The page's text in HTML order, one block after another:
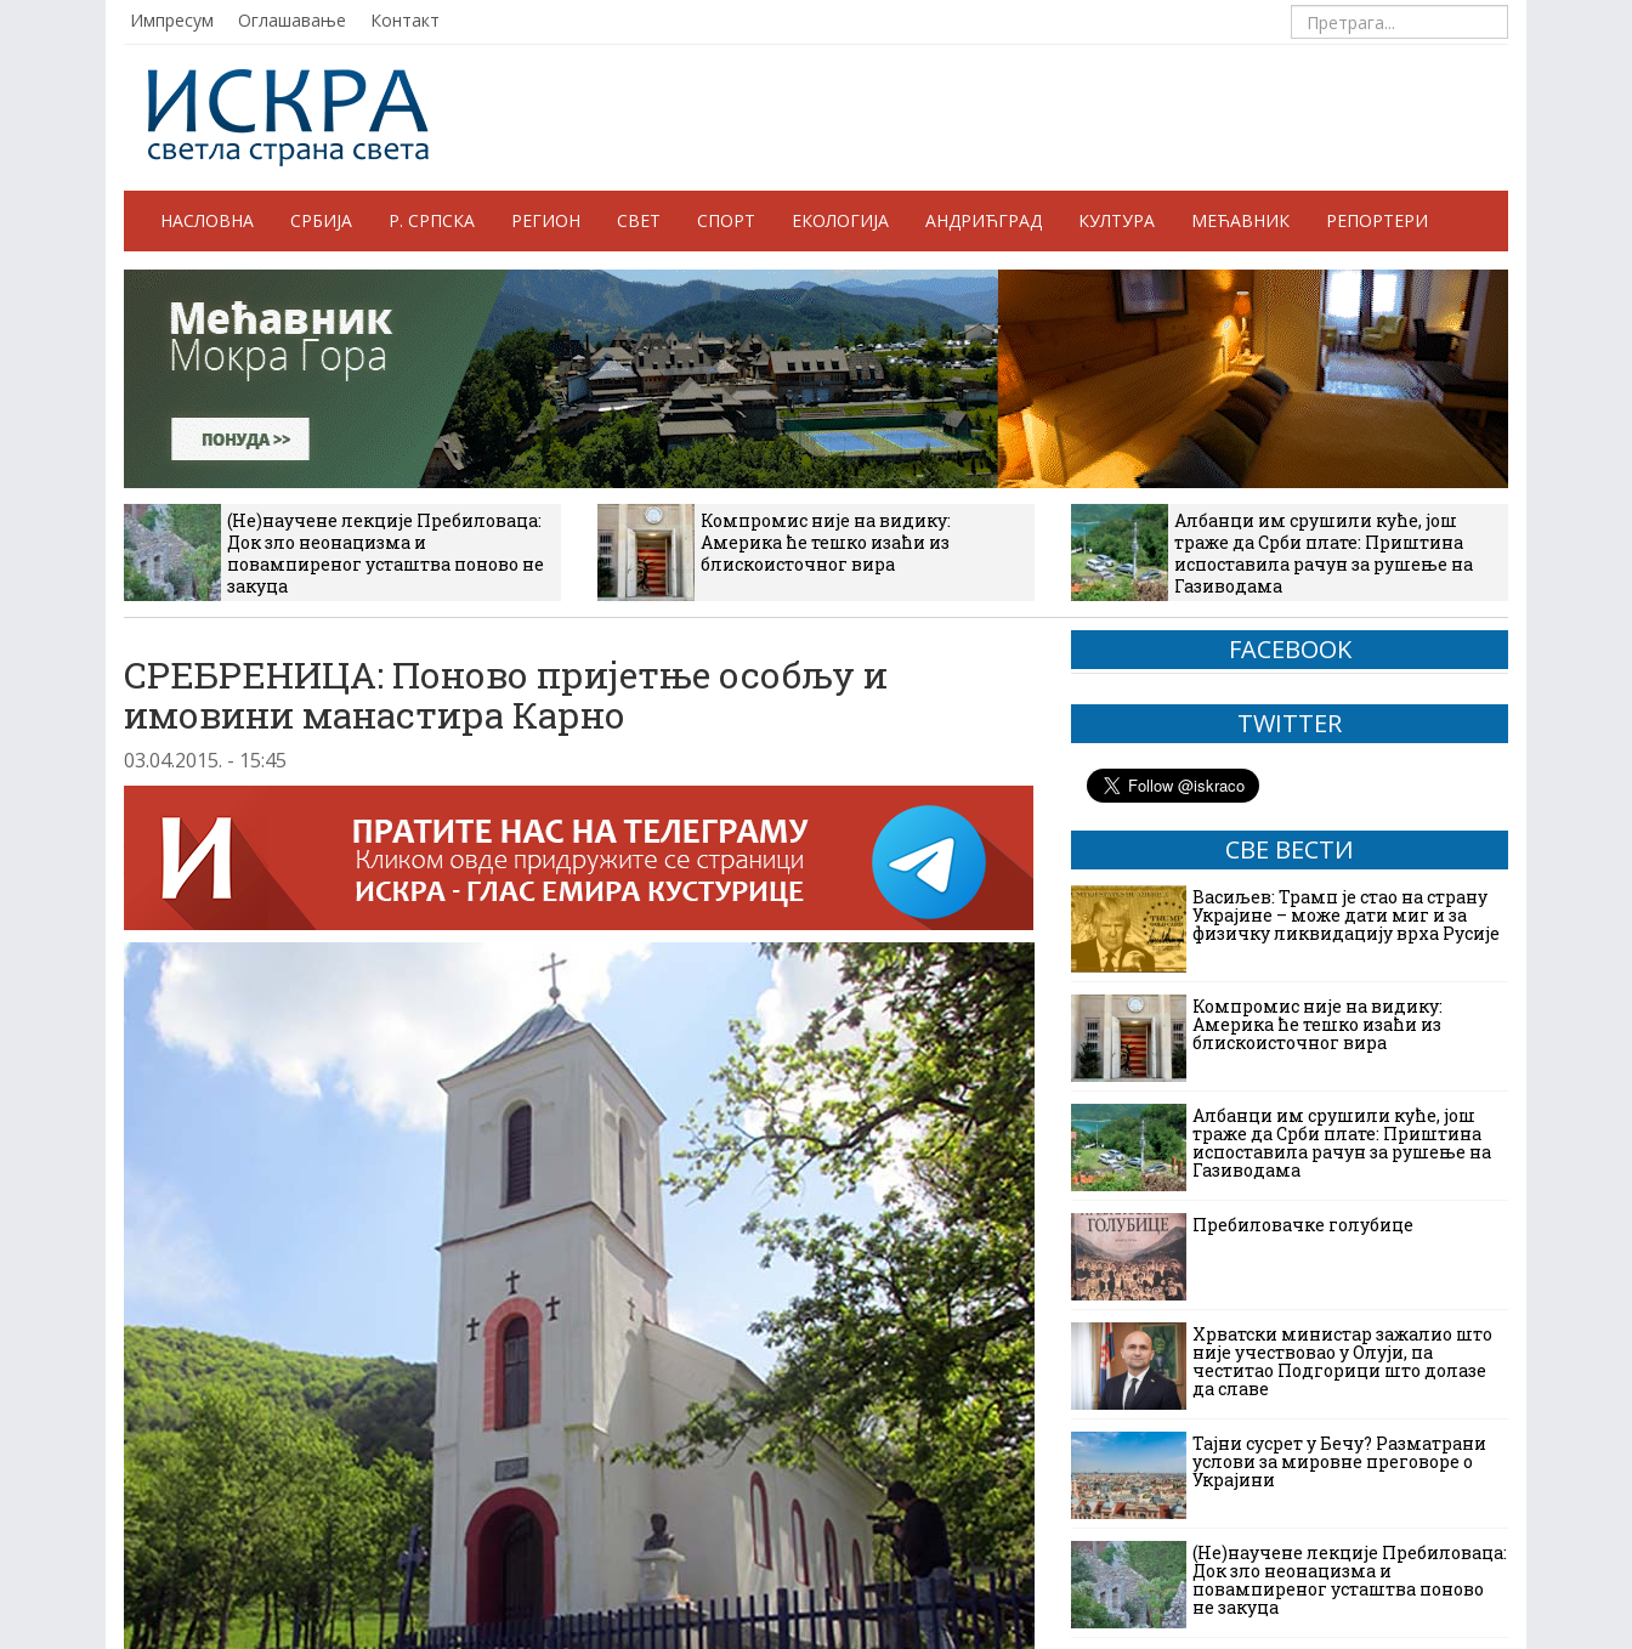
Импресум Оглашавање Контакт
НАСЛОВНА СРБИЈА Р. СРПСКА РЕГИОН СВЕТ СПОРТ ЕКОЛОГИЈА АНДРИЋГРАД КУЛТУРА МЕЋАВНИК РЕПОРТЕРИ
(Не)научене лекције Пребиловаца:
Док зло неонацизма и
повампиреног усташтва поново не
закуца
Компромис није на видику:
Америка ће тешко изаћи из
блискоисточног вира
Албанци им срушили куће, још
траже да Срби плате: Приштина
испоставила рачун за рушење на
Газиводама
СРЕБРЕНИЦА: Поново пријетње особљу и
имовини манастира Карно
03.04.2015. - 15:45
FACEBOOK
TWITTER
СВЕ ВЕСТИ
Васиљев: Трамп је стао на страну
Украјине – може дати миг и за
физичку ликвидацију врха Русије
Компромис није на видику:
Америка ће тешко изаћи из
блискоисточног вира
Албанци им срушили куће, још
траже да Срби плате: Приштина
испоставила рачун за рушење на
Газиводама
Пребиловачке голубице
Хрватски министар зажалио што
није учествовао у Олуји, па
честитао Подгорици што долазе
да славе
Тајни сусрет у Бечу? Разматрани
услови за мировне преговоре о
Украјини
(Не)научене лекције Пребиловаца:
Док зло неонацизма и
повампиреног усташтва поново
не закуца